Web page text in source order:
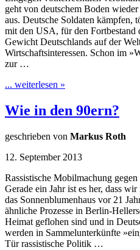
geht von deutschem Boden
aus. Deutsche Soldaten kämpfen,
mit den USA, für den
Gewicht Deutschlands auf der
Wirtschaftsinteressen. Schon im
zur …
... weiterlesen »
Wie in den 90ern?
geschrieben von Markus Roth
12. September 2013
Rassistische Mobilmachung
Gerade ein Jahr ist es her, dass
das Sonnenblumenhaus vor 21
ähnliche Prozesse in Berlin-
Heimat geflohen sind und in
werden in Sammelunterkünfte
Tür rassistische Politik …